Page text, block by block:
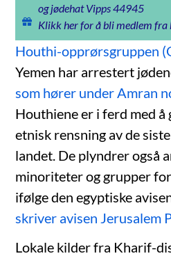
og jødehat Vipps 44945
Klikk her for å bli medlem fra
Houthi-opprørsgruppen
Yemen har arrestert
som hører under Amran
Houthiene er i ferd med å
etnisk rensning av de
landet. De plyndrer også
minoriteter og grupper
ifølge den egyptiske
skriver avisen Jerusalem
Lokale kilder fra Kharif-